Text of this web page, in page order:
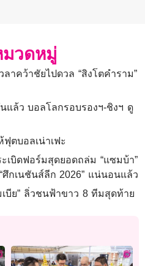
วดหมู่
ลาคว้าชัยไปดวล “สิงโตคำราม”
แล้ว บอลโลกรอบรองฯ-ชิงฯ ดู
ฟุตบอลเน่าเฟะ
เบิดฟอร์มสุดยอดถล่ม “แซมบ้า”
กเนชันส์ลีก 2026” แน่นอนแล้ว
เบีย” ลิ่วชนฟ้าขาว 8 ทีมสุดท้าย